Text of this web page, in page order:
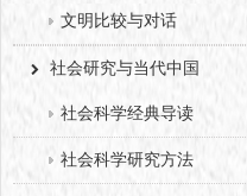
文明比较与对话
社会研究与当代中国
社会科学经典导读
社会科学研究方法